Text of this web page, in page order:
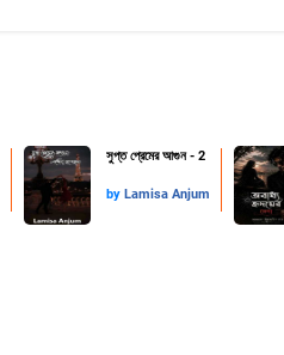
সুপ্ত প্রেমের আগুন - 2
by Lamisa Anjum